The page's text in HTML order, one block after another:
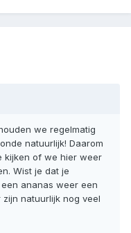
we regelmatig
natuurlijk! Daarom
kijken of we hier weer
Wist je dat je
ananas weer een
natuurlijk nog veel